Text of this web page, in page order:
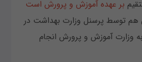
بر عهده آموزش و پرورش است
هم توسط پرسنل وزارت بهداشت در
وزارت آموزش و پرورش انجام